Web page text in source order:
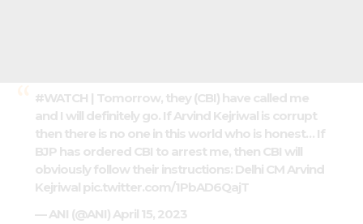
#WATCH | Tomorrow, they (CBI) have called me
and I will definitely go. If Arvind Kejriwal is corrupt
then there is no one in this world who is honest… If
BJP has ordered CBI to arrest me, then CBI will
obviously follow their instructions: Delhi CM Arvind
Kejriwal pic.twitter.com/1PbAD6QajT
— ANI (@ANI) April 15, 2023